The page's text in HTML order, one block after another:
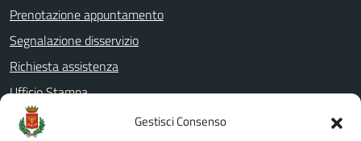
Gestisci Consenso
Prenotazione appuntamento
Segnalazione disservizio
Richiesta assistenza
Ufficio Stampa
Amministrazione Trasparente